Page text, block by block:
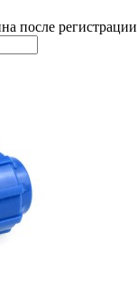
после регистрации